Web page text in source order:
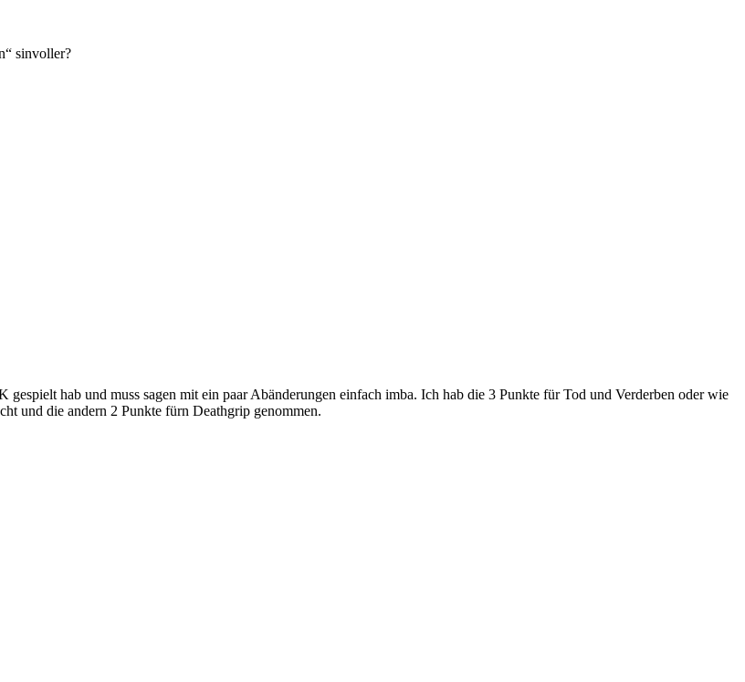
sinvoller?
hab und muss sagen mit ein paar Abänderungen einfach imba. Ich hab die 3 Punkte für Tod und Verderben oder wie
und die andern 2 Punkte fürn Deathgrip genommen.